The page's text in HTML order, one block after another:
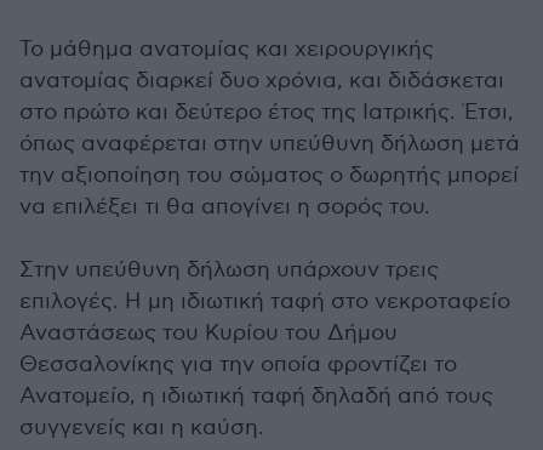
Το μάθημα ανατομίας και χειρουργικής
ανατομίας διαρκεί δυο χρόνια, και διδάσκεται
στο πρώτο και δεύτερο έτος της Ιατρικής. Έτσι,
όπως αναφέρεται στην υπεύθυνη δήλωση μετά
την αξιοποίηση του σώματος ο δωρητής μπορεί
να επιλέξει τι θα απογίνει η σορός του.
Στην υπεύθυνη δήλωση υπάρχουν τρεις
επιλογές. Η μη ιδιωτική ταφή στο νεκροταφείο
Αναστάσεως του Κυρίου του Δήμου
Θεσσαλονίκης για την οποία φροντίζει το
Ανατομείο, η ιδιωτική ταφή δηλαδή από τους
συγγενείς και η καύση.